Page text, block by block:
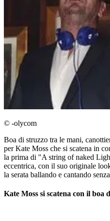
© -olycom
Boa di struzzo tra le mani,
per Kate Moss che si scatena in
la prima di "A string of naked
eccentrica, con il suo originale
la serata ballando e cantando
Kate Moss si scatena con il boa